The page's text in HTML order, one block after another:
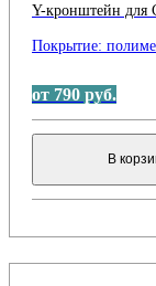
Y-кронштейн для
Покрытие:
от 790 руб.
В